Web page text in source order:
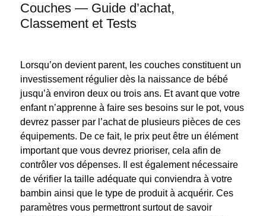
Couches — Guide d’achat,
Classement et Tests
Lorsqu’on devient parent, les couches constituent un
investissement régulier dès la naissance de bébé
jusqu’à environ deux ou trois ans. Et avant que votre
enfant n’apprenne à faire ses besoins sur le pot, vous
devrez passer par l’achat de plusieurs pièces de ces
équipements. De ce fait, le prix peut être un élément
important que vous devrez prioriser, cela afin de
contrôler vos dépenses. Il est également nécessaire
de vérifier la taille adéquate qui conviendra à votre
bambin ainsi que le type de produit à acquérir. Ces
paramètres vous permettront surtout de savoir